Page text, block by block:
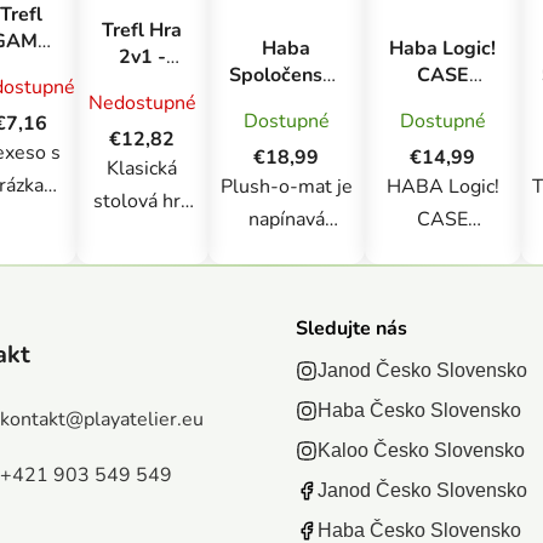
Trefl
Paw
-
s
Trefl Hra
2v1 -
nehnevaj
sa! +
Hady a
rebríky -
Princezné
Nedostupné
€12,82
Klasická
stolová hra
rodinu s
figúrky do
štartovacieho
Haba
Spoločenská
Plush-o-Mat
od 6 rokov
Dostupné
€18,99
Plush-o-mat je
napínavá
chytajú
plyšové
príšerky a
zbierajú body.
Pozor však –
Haba Logic!
CASE
pre deti od 7
rokov
Štartovacia
sada
Dostupné
€14,99
HABA Logic!
CASE
sada prináša
pestrofarebných
hádaniek, ktoré
nadväzujú na
obľúbený
kontakt@playatelier.eu
+421 903 549 549
Sledujte nás
Janod Česko Slovensko
Haba Česko Slovensko
Kaloo Česko Slovensko
Janod Česko Slovensko
Haba Česko Slovensko